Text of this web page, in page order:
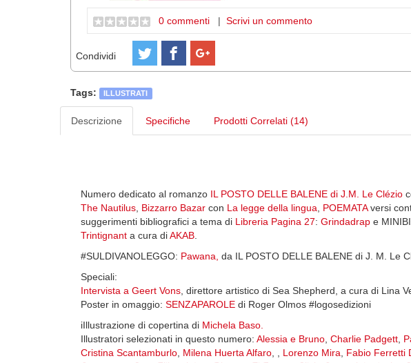
0 commenti | Scrivi un commento
Condividi
Tags: ILLUSTRATI
Descrizione Specifiche Prodotti Correlati (14)
Numero dedicato al romanzo IL POSTO DELLE BALENE di J.M. Le Clézio
The Nautilus, Bizzarro Bazar con La legge della lingua, POEMATAversi
suggerimenti bibliografici a tema di Libreria Pagina 27: Grindadrap e
Trintignant a cura diAKAB.
#SULDIVANOLEGGO: Pawana, da IL POSTO DELLE BALENE di J. M. Le
Speciali:
Intervista a Geert Vons, direttore artistico di Sea Shepherd, a cura di Lina
Poster in omaggio: SENZAPAROLE di Roger Olmos #logosedizioni
iIllustrazione di copertina di Michela Baso.
Illustratori selezionati in questo numero: Alessia e Bruno, Charlie Padgett,
Cristina Scantamburlo, Milena Huerta Alfaro, , Lorenzo Mira, Fabio Ferretti